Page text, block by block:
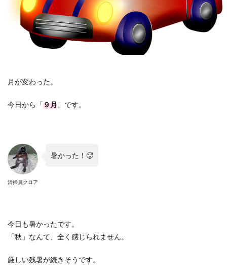
月が変わった。
今日から「９月 」です。
清掃員クロア
暑かった！🥵
今日も暑かったです。
「秋」なんて、全く感じられません。
厳しい残暑が続きそうです。